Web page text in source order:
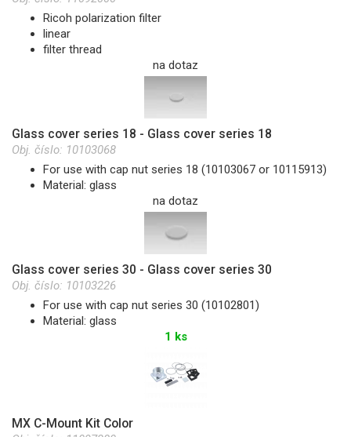
Ricoh polarization filter
linear
filter thread
na dotaz
Glass cover series 18 - Glass cover series 18
Obj. číslo: 10103068
For use with cap nut series 18 (10103067 or 10115913)
Material: glass
na dotaz
Glass cover series 30 - Glass cover series 30
Obj. číslo: 10103226
For use with cap nut series 30 (10102801)
Material: glass
1 ks
MX C-Mount Kit Color